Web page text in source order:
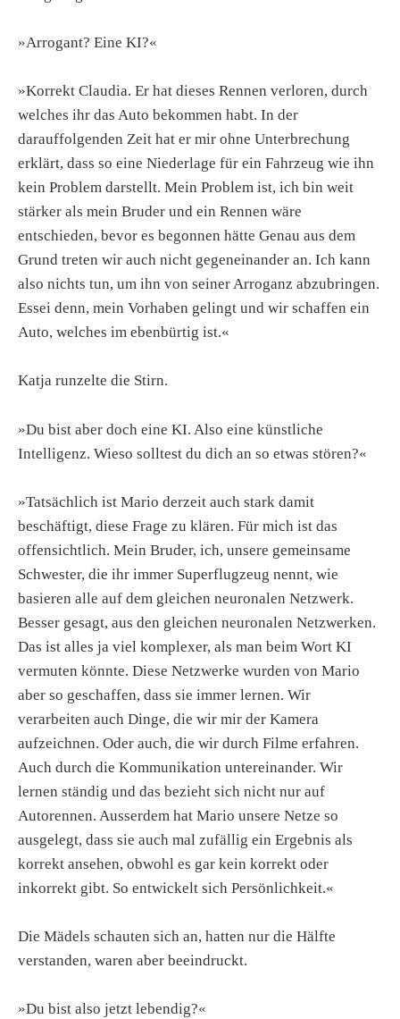
»Arrogant? Eine KI?«
»Korrekt Claudia. Er hat dieses Rennen verloren, durch
welches ihr das Auto bekommen habt. In der
darauffolgenden Zeit hat er mir ohne Unterbrechung
erklärt, dass so eine Niederlage für ein Fahrzeug wie ihn
kein Problem darstellt. Mein Problem ist, ich bin weit
stärker als mein Bruder und ein Rennen wäre
entschieden, bevor es begonnen hätte Genau aus dem
Grund treten wir auch nicht gegeneinander an. Ich kann
also nichts tun, um ihn von seiner Arroganz abzubringen.
Essei denn, mein Vorhaben gelingt und wir schaffen ein
Auto, welches im ebenbürtig ist.«
Katja runzelte die Stirn.
»Du bist aber doch eine KI. Also eine künstliche
Intelligenz. Wieso solltest du dich an so etwas stören?«
»Tatsächlich ist Mario derzeit auch stark damit
beschäftigt, diese Frage zu klären. Für mich ist das
offensichtlich. Mein Bruder, ich, unsere gemeinsame
Schwester, die ihr immer Superflugzeug nennt, wie
basieren alle auf dem gleichen neuronalen Netzwerk.
Besser gesagt, aus den gleichen neuronalen Netzwerken.
Das ist alles ja viel komplexer, als man beim Wort KI
vermuten könnte. Diese Netzwerke wurden von Mario
aber so geschaffen, dass sie immer lernen. Wir
verarbeiten auch Dinge, die wir mir der Kamera
aufzeichnen. Oder auch, die wir durch Filme erfahren.
Auch durch die Kommunikation untereinander. Wir
lernen ständig und das bezieht sich nicht nur auf
Autorennen. Ausserdem hat Mario unsere Netze so
ausgelegt, dass sie auch mal zufällig ein Ergebnis als
korrekt ansehen, obwohl es gar kein korrekt oder
inkorrekt gibt. So entwickelt sich Persönlichkeit.«
Die Mädels schauten sich an, hatten nur die Hälfte
verstanden, waren aber beeindruckt.
»Du bist also jetzt lebendig?«